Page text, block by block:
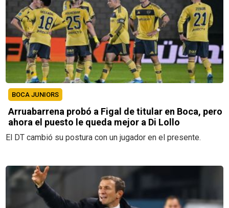
BOCA JUNIORS
Arruabarrena probó a Figal de titular en Boca, pero
ahora el puesto le queda mejor a Di Lollo
El DT cambió su postura con un jugador en el presente.